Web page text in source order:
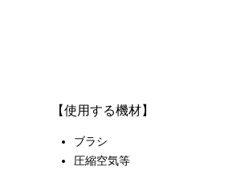
【使用する機材】
ブラシ
圧縮空気等